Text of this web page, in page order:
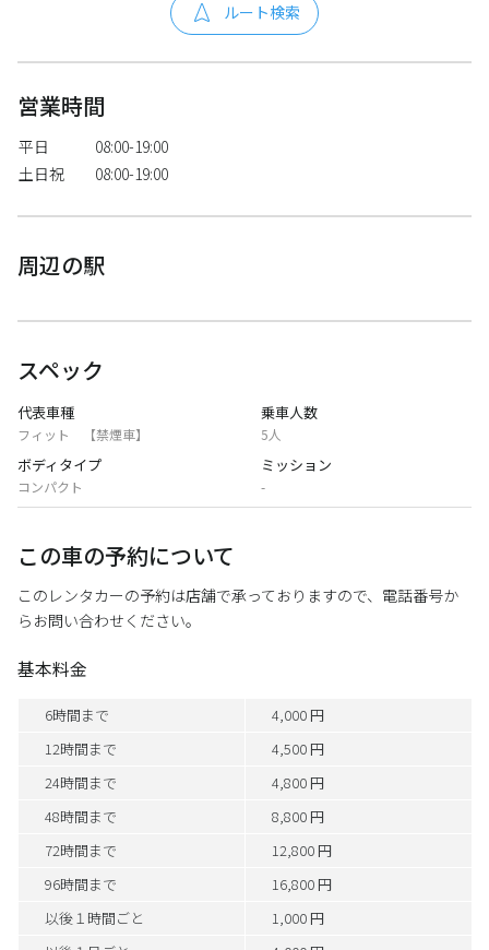
ルート検索
営業時間
平日
08:00-19:00
土日祝
08:00-19:00
周辺の駅
スペック
代表車種
フィット 【禁煙車】
乗車人数
5人
ボディタイプ
コンパクト
ミッション
-
この車の予約について
このレンタカーの予約は店舗で承っておりますので、電話番号か
らお問い合わせください。
基本料金
6時間まで
4,000 円
12時間まで
4,500 円
24時間まで
4,800 円
48時間まで
8,800 円
72時間まで
12,800 円
96時間まで
16,800 円
以後１時間ごと
1,000 円